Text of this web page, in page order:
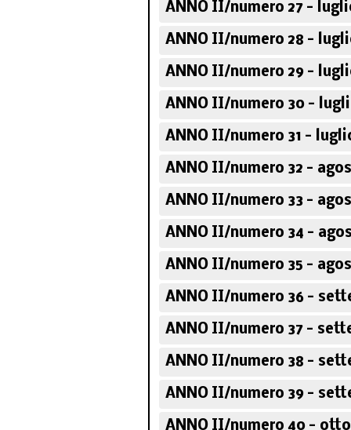
ANNO II/numero 27 -
ANNO II/numero 28 -
ANNO II/numero 29 -
ANNO II/numero 30 -
ANNO II/numero 31 -
ANNO II/numero 32 -
ANNO II/numero 33 -
ANNO II/numero 34 -
ANNO II/numero 35 -
ANNO II/numero 36 -
ANNO II/numero 37 -
ANNO II/numero 38 -
ANNO II/numero 39 -
ANNO II/numero 40 -
Corso sugli
politici